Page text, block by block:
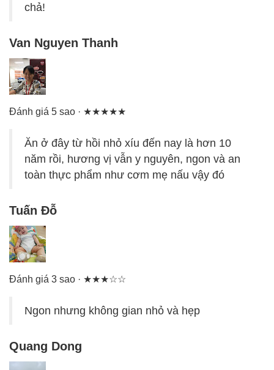
chả!
Van Nguyen Thanh
Đánh giá 5 sao · ★★★★★
Ăn ở đây từ hồi nhỏ xíu đến nay là hơn 10
năm rồi, hương vị vẫn y nguyên, ngon và an
toàn thực phẩm như cơm mẹ nấu vậy đó
Tuấn Đỗ
Đánh giá 3 sao · ★★★☆☆
Ngon nhưng không gian nhỏ và hẹp
Quang Dong